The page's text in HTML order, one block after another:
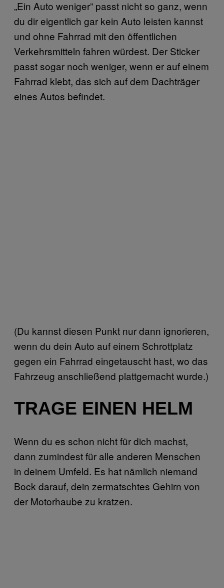
„Ein Auto weniger” passt nicht so ganz, wenn
du dir eigentlich gar kein Auto leisten kannst
und ohne Fahrrad mit den öffentlichen
Verkehrsmitteln fahren würdest. Der Sticker
passt sogar noch weniger, wenn er auf einem
Fahrrad klebt, das sich auf dem Dachträger
eines Autos befindet.
(Du kannst diesen Punkt nur dann ignorieren,
wenn du dein Auto auf einem Schrottplatz
gegen ein Fahrrad eingetauscht hast, wo das
Fahrzeug anschließend plattgemacht wurde.)
TRAGE EINEN HELM
Wenn du es schon nicht für dich machst,
dann zumindest für alle anderen Menschen
in deinem Umfeld. Es hat nämlich niemand
Bock darauf, dein zermatschtes Gehirn von
der Motorhaube zu kratzen.